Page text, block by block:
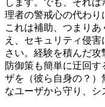
理者の警戒心の代わり
これは補助、つまり
え、セキュリティ侵
さい。経験を積んだ攻
防御策も簡単に迂回す
ザを（彼ら自身の？
なユーザから守り、シ